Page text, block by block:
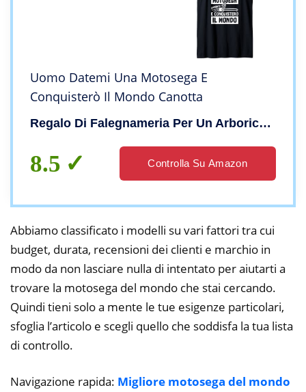
Uomo Datemi Una Motosega E
Conquisterò Il Mondo Canotta
Regalo Di Falegnameria Per Un Arboricoltore
8.5 Controlla Su Amazon
Abbiamo classificato i modelli su vari fattori tra cui
budget, durata, recensioni dei clienti e marchio in
modo da non lasciare nulla di intentato per aiutarti a
trovare la motosega del mondo che stai cercando.
Quindi tieni solo a mente le tue esigenze particolari,
sfoglia l’articolo e scegli quello che soddisfa la tua lista
di controllo.
Navigazione rapida: Migliore motosega del mondo